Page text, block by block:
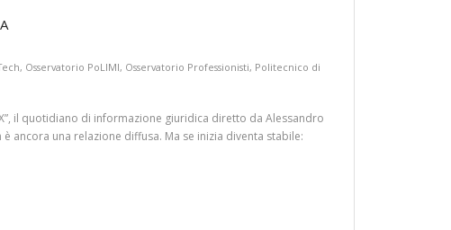
, Osservatorio PoLIMI, Osservatorio Professionisti, Politecnico di
il quotidiano di informazione giuridica diretto da Alessandro
ancora una relazione diffusa. Ma se inizia diventa stabile: